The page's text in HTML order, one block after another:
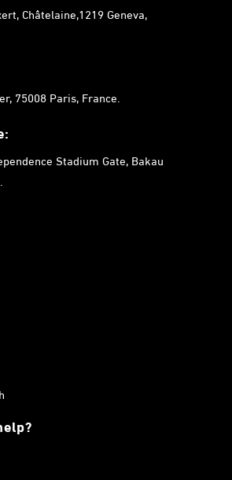
Châtelaine,1219 Geneva,
75008 Paris, France.
Stadium Gate, Bakau